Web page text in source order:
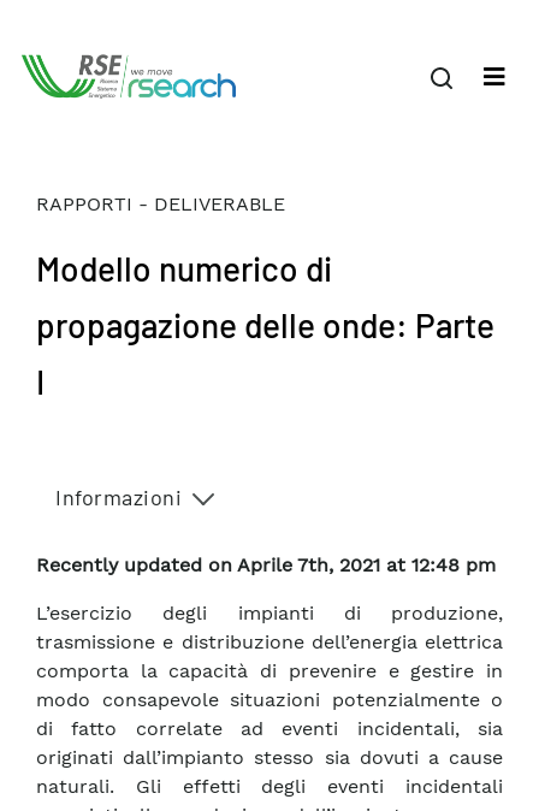
RAPPORTI - DELIVERABLE
Modello numerico di
propagazione delle onde: Parte
I
Informazioni
Recently updated on Aprile 7th, 2021 at 12:48 pm
L’esercizio degli impianti di produzione,
trasmissione e distribuzione dell’energia elettrica
comporta la capacità di prevenire e gestire in
modo consapevole situazioni potenzialmente o
di fatto correlate ad eventi incidentali, sia
originati dall’impianto stesso sia dovuti a cause
naturali. Gli effetti degli eventi incidentali